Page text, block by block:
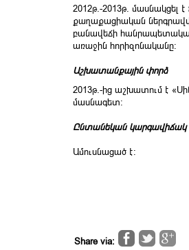
2012թ.-2013թ. մասնակցել
քաղաքացիական
բանավեճի
առաջին հորիզոնականը:
Աշխատանքային փորձ
2013թ.-ից աշխատում է
մասնագետ:
Ընտանեկան կարգավիճակ
Ամուսնացած է։
Share via: